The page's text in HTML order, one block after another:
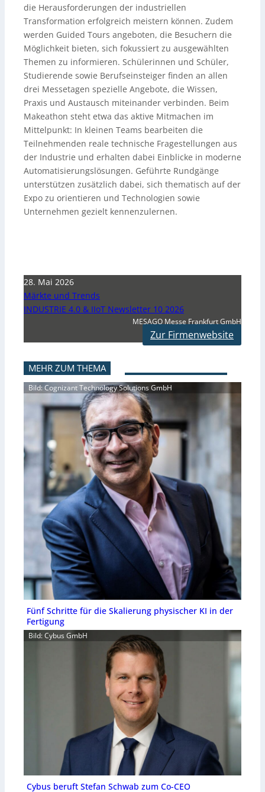
die Herausforderungen der industriellen
Transformation erfolgreich meistern können. Zudem
werden Guided Tours angeboten, die Besuchern die
Möglichkeit bieten, sich fokussiert zu ausgewählten
Themen zu informieren. Schülerinnen und Schüler,
Studierende sowie Berufseinsteiger finden an allen
drei Messetagen spezielle Angebote, die Wissen,
Praxis und Austausch miteinander verbinden. Beim
Makeathon steht etwa das aktive Mitmachen im
Mittelpunkt: In kleinen Teams bearbeiten die
Teilnehmenden reale technische Fragestellungen aus
der Industrie und erhalten dabei Einblicke in moderne
Automatisierungslösungen. Geführte Rundgänge
unterstützen zusätzlich dabei, sich thematisch auf der
Expo zu orientieren und Technologien sowie
Unternehmen gezielt kennenzulernen.
28. Mai 2026
Märkte und Trends
INDUSTRIE 4.0 & IIoT Newsletter 10 2026
MESAGO Messe Frankfurt GmbH
Zur Firmenwebsite
MEHR ZUM THEMA
Bild: Cognizant Technology Solutions GmbH
Fünf Schritte für die Skalierung physischer KI in der
Fertigung
Bild: Cybus GmbH
Cybus beruft Stefan Schwab zum Co-CEO